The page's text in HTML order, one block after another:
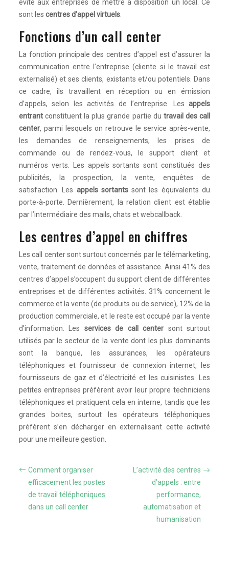
évite aux entreprises de mettre à disposition un local. Ce
sont les centres d’appel virtuels
Fonctions d’un call center
La fonction principale des centres d’appel est d’assurer la
communication entre l’entreprise (cliente si le travail est
externalisé) et ses clients, existants et/ou potentiels. Dans
ce cadre, ils travaillent en réception ou en émission
d’appels, selon les activités de l’entreprise. Les appels
entrant constituent la plus grande partie du travail des call
center, parmi lesquels on retrouve le service après-vente,
les demandes de renseignements, les prises de
commande ou de rendez-vous, le support client et
numéros verts. Les appels sortants sont constitués des
publicités, la prospection, la vente, enquêtes de
satisfaction. Les appels sortantssont les équivalents du
porte-à-porte. Dernièrement, la relation client est établie
par l’intermédiaire des mails, chats et webcallback.
Les centres d’appel en chiffres
Les call center sont surtout concernés par le télémarketing,
vente, traitement de données et assistance. Ainsi 41% des
centres d’appel s’occupent du support client de différentes
entreprises et de différentes activités. 31% concernent le
commerce et la vente (de produits ou de service), 12% de la
production commerciale, et le reste est occupé par la vente
d’information. Les services de call center sont surtout
utilisés par le secteur de la vente dont les plus dominants
sont la banque, les assurances, les opérateurs
téléphoniques et fournisseur de connexion internet, les
fournisseurs de gaz et d’électricité et les cuisinistes. Les
petites entreprises préfèrent avoir leur propre techniciens
téléphoniques et pratiquent cela en interne, tandis que les
grandes boites, surtout les opérateurs téléphoniques
préfèrent s’en décharger en externalisant cette activité
pour une meilleure gestion.
Comment organiser
efficacement les postes
de travail téléphoniques
dans un call center
L’activité des centres
d’appels : entre
performance,
automatisation et
humanisation